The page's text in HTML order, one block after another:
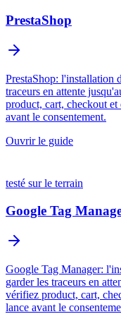
PrestaShop
PrestaShop: l'installation
traceurs en attente
product, cart, checkout
avant le consentement.
Ouvrir le guide
testé sur le terrain
Google Tag
Google Tag Manager:
garder les traceurs en
vérifiez product, cart,
lance avant le